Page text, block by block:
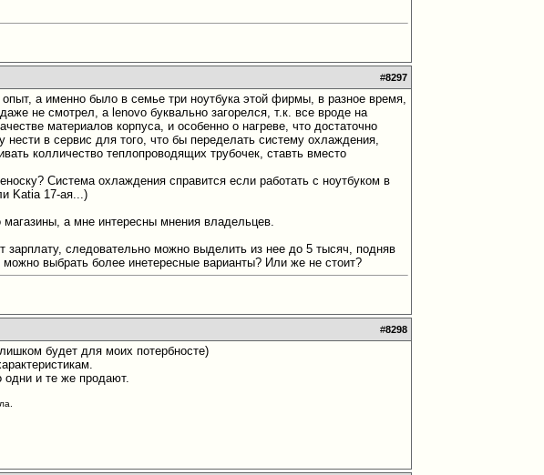
#8297
а именно было в семье три ноутбука этой фирмы, в разное время,
не смотрел, а lenovo буквально загорелся, т.к. все вроде на
материалов корпуса, и особенно о нагреве, что достаточно
нести в сервис для того, что бы переделать систему охлаждения,
колличество теплопроводящих трубочек, ставть вместо
Система охлаждения справится если работать с ноутбуком в
Katia 17-ая...)
а мне интересны мнения владельцев.
зарплату, следовательно можно выделить из нее до 5 тысяч, подняв
выбрать более инетересные варианты? Или же не стоит?
#8298
будет для моих потербносте)
одни и те же продают.